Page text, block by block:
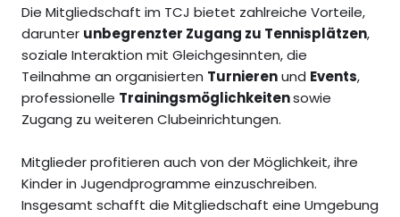
Die Mitgliedschaft im TCJ bietet zahlreiche Vorteile,
darunter unbegrenzter Zugang zu Tennisplätzen,
soziale Interaktion mit Gleichgesinnten, die
Teilnahme an organisierten Turnierenund Events,
professionelle Trainingsmöglichkeitensowie
Zugang zu weiteren Clubeinrichtungen.
Mitglieder profitieren auch von der Möglichkeit, ihre
Kinder in Jugendprogramme einzuschreiben.
Insgesamt schafft die Mitgliedschaft eine Umgebung